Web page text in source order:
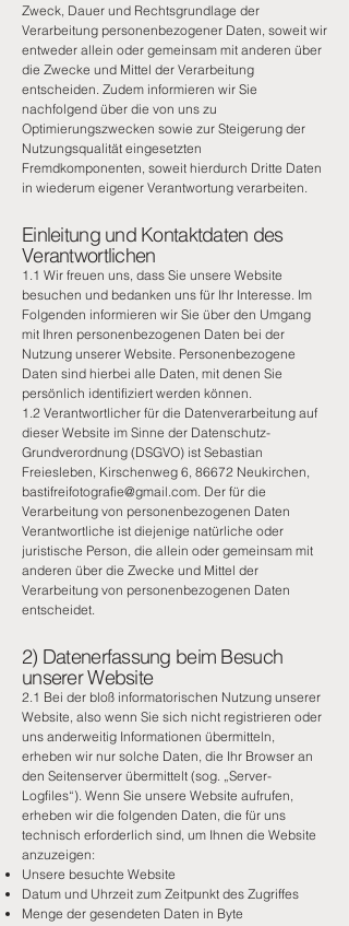
Zweck, Dauer und Rechtsgrundlage der
Verarbeitung personenbezogener Daten, soweit wir
entweder allein oder gemeinsam mit anderen über
die Zwecke und Mittel der Verarbeitung
entscheiden. Zudem informieren wir Sie
nachfolgend über die von uns zu
Optimierungszwecken sowie zur Steigerung der
Nutzungsqualität eingesetzten
Fremdkomponenten, soweit hierdurch Dritte Daten
in wiederum eigener Verantwortung verarbeiten.
Einleitung und Kontaktdaten des
Verantwortlichen
1.1 Wir freuen uns, dass Sie unsere Website
besuchen und bedanken uns für Ihr Interesse. Im
Folgenden informieren wir Sie über den Umgang
mit Ihren personenbezogenen Daten bei der
Nutzung unserer Website. Personenbezogene
Daten sind hierbei alle Daten, mit denen Sie
persönlich identifiziert werden können.
1.2 Verantwortlicher für die Datenverarbeitung auf
dieser Website im Sinne der Datenschutz-
Grundverordnung (DSGVO) ist Sebastian
Freiesleben, Kirschenweg 6, 86672 Neukirchen,
bastifreifotografie@gmail.com. Der für die
Verarbeitung von personenbezogenen Daten
Verantwortliche ist diejenige natürliche oder
juristische Person, die allein oder gemeinsam mit
anderen über die Zwecke und Mittel der
Verarbeitung von personenbezogenen Daten
entscheidet.
2) Datenerfassung beim Besuch
unserer Website
2.1 Bei der bloß informatorischen Nutzung unserer
Website, also wenn Sie sich nicht registrieren oder
uns anderweitig Informationen übermitteln,
erheben wir nur solche Daten, die Ihr Browser an
den Seitenserver übermittelt (sog. „Server-
Logfiles“). Wenn Sie unsere Website aufrufen,
erheben wir die folgenden Daten, die für uns
technisch erforderlich sind, um Ihnen die Website
anzuzeigen:
Unsere besuchte Website
Datum und Uhrzeit zum Zeitpunkt des Zugriffes
Menge der gesendeten Daten in Byte